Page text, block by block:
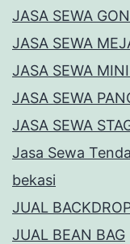
JASA SEWA
JASA SEWA
JASA SEWA
JASA SEWA
JASA SEWA
Jasa Sewa
bekasi
JUAL
JUAL BEAN BAG